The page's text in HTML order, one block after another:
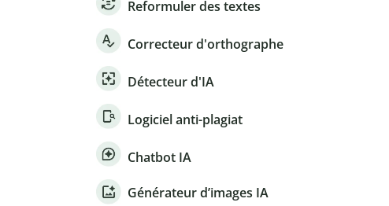
Reformuler des textes
Correcteur d'orthographe
Détecteur d'IA
Logiciel anti-plagiat
Chatbot IA
Générateur d’images IA